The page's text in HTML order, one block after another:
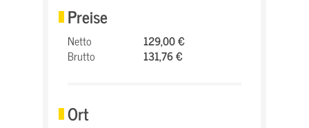
Preise
Netto
129,00 €
Brutto
131,76 €
Ort